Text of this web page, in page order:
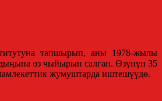
тапшырып, аны 1978-жылы
өз чыйырын салган. Өзүнүн 35
жумуштарда иштешүүдө.